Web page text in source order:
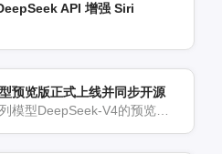
API 增强 Siri
预览版正式上线并同步开源